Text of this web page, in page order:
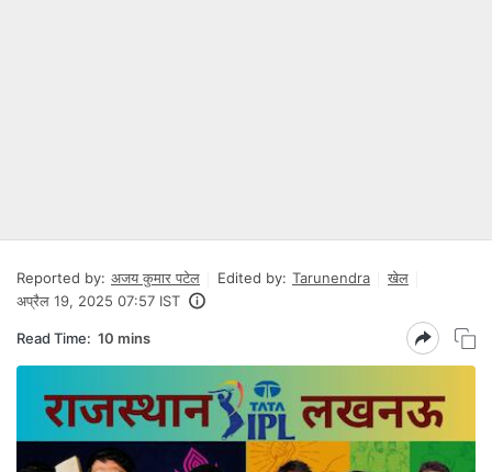
Reported by: अजय कुमार पटेल Edited by: Tarunendra
खेल
अप्रैल 19, 2025 07:57 IST
Read Time: 10 mins